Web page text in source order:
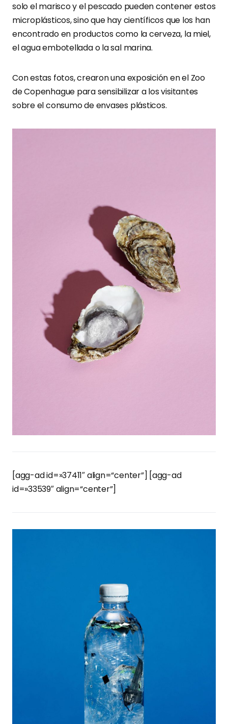
solo el marisco y el pescado pueden contener estos
microplásticos, sino que hay científicos que los han
encontrado en productos como la cerveza, la miel,
el agua embotellada o la sal marina.
Con estas fotos, crearon una exposición en el Zoo
de Copenhague para sensibilizar a los visitantes
sobre el consumo de envases plásticos.
[agg-ad id=»37411″ align=“center”] [agg-ad
id=»33539″ align=“center”]